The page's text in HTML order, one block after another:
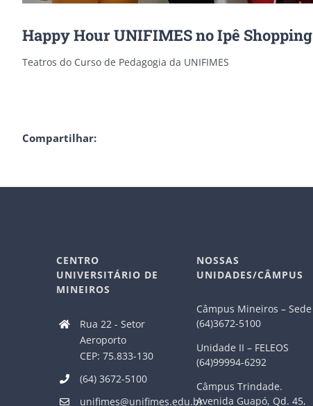
Happy Hour UNIFIMES no Ipê Shopping
Teatros do Curso de Pedagogia da UNIFIMES
Compartilhar:
CENTRO
UNIVERSITÁRIO DE
MINEIROS
Rua 22 - Setor
Aeroporto
CEP: 75.833-130
(64) 3672-5100
unifimes@unifimes.edu.br
NOSSAS
UNIDADES/CÂMPUS
Câmpus Mineiros – Sede
(64)3672-5100
Unidade II – FELEOS
(64)99994-6292
Câmpus Trindade.
Avenida Guapó, Qd. 45,